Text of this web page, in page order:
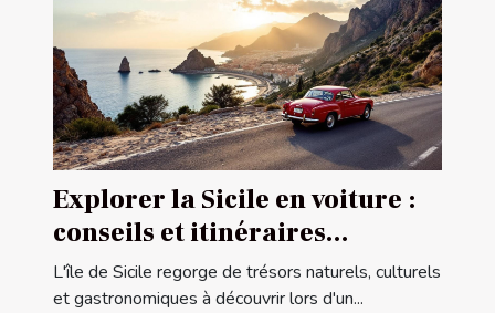
Explorer la Sicile en voiture :
conseils et itinéraires
conseillés
L'île de Sicile regorge de trésors naturels, culturels
et gastronomiques à découvrir lors d'un...